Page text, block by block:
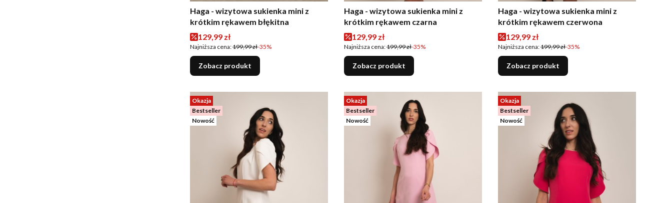
Haga - wizytowa sukienka mini z
krótkim rękawem błękitna
Cena promocyjna
129,99 zł
Najniższa cena:199,99 zł-35%
Zobacz produkt
Haga - wizytowa sukienka mini z
krótkim rękawem czarna
Cena promocyjna
129,99 zł
Najniższa cena:199,99 zł-35%
Zobacz produkt
Haga - wizytowa sukienka mini z
krótkim rękawem czerwona
Cena promocyjna
129,99 zł
Najniższa cena:199,99 zł-35%
Zobacz produkt
Okazja
Bestseller
Nowość
Okazja
Bestseller
Nowość
Okazja
Bestseller
Nowość